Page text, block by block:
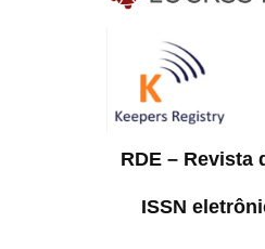
RDE –
ISSN